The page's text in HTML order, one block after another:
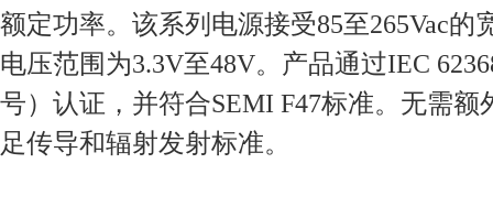
额定功率。该系列电源接受85至265Vac的
电压范围为3.3V至48V。产品通过IEC
号）认证，并符合SEMI F47标准。无需
足传导和辐射发射标准。